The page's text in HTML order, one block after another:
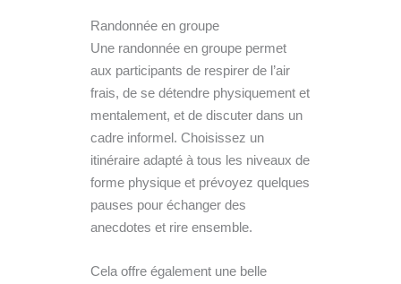
Randonnée en groupe
Une randonnée en groupe permet
aux participants de respirer de l’air
frais, de se détendre physiquement et
mentalement, et de discuter dans un
cadre informel. Choisissez un
itinéraire adapté à tous les niveaux de
forme physique et prévoyez quelques
pauses pour échanger des
anecdotes et rire ensemble.
Cela offre également une belle